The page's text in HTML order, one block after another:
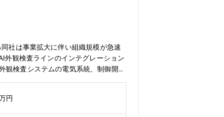
社は事業拡大に伴い組織規模が急速
外観検査ラインのインテグレーション
検査システムの電気系統、制御開発
査方式や検査のポイントを理解しな
となります。【本ポジションの魅力】
需要が急速に拡大しています。本ポジ
円